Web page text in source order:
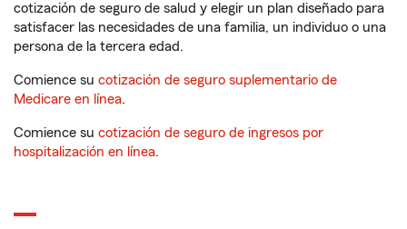
cotización de seguro de salud y elegir un plan diseñado para
satisfacer las necesidades de una familia, un individuo o una
persona de la tercera edad.
Comience su cotización de seguro suplementario de
Medicare en línea.
Comience su cotización de seguro de ingresos por
hospitalización en línea.